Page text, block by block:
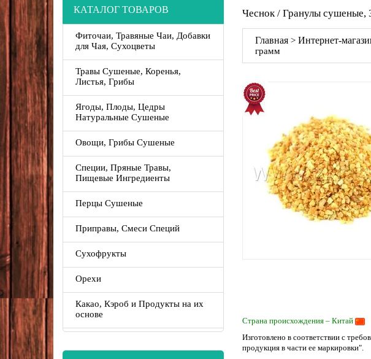
Чеснок / Гранулы сушеные,
Главная> Интернет-
грамм
Страна происхождения – Китай
Изготовлено в соответствии с
продукция в части ее маркировки".
КАТАЛОГ ТОВАРОВ
Фиточаи, Травяные Чаи, Добавки
для Чая, Сухоцветы
Травы Сушеные, Коренья,
Листья, Грибы
Ягоды, Плоды, Цедры
Натуральные Сушеные
Овощи, Грибы Сушеные
Специи, Пряные Травы,
Пищевые Ингредиенты
Перцы Сушеные
Приправы, Смеси Специй
Сухофрукты
Орехи
Какао, Кэроб и Продукты на их
основе